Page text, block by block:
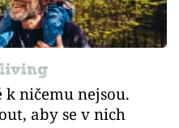
ničemu nejsou.
aby se v nich